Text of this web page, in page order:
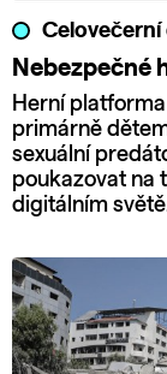
Nebezpečné
Herní
primárně
sexuální
poukazovat na
digitálním